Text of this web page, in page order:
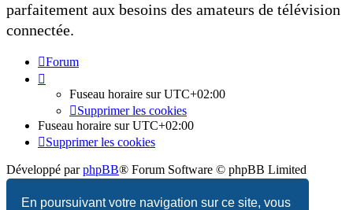
En poursuivant votre navigation sur ce site, vous
parfaitement aux besoins des amateurs de télévision
connectée.
Forum
Fuseau horaire surUTC+02:00
Supprimer les cookies
Fuseau horaire surUTC+02:00
Supprimer les cookies
Développé parphpBB® Forum Software © phpBB Limited
Traduction française officielle
©
Qiaeru